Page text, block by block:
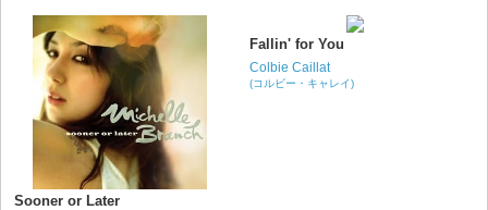
Sooner or Later
Fallin' for You
Colbie Caillat
(コルビー・キャレイ)